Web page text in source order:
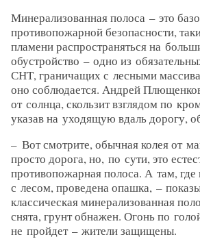
Минерализованная полоса – ​это
противопожарной безопасности,
пламени распространяться на
обустройство – ​одно из
СНТ, граничащих с лесными
оно соблюдается. Андрей
от солнца, скользит взглядом по
указав на уходящую вдаль дорогу,
– Вот смотрите, обычная колея от
просто дорога, но, по сути, это
противопожарная полоса. А там, где
с лесом, проведена опашка, –
классическая минерализованная
снята, грунт обнажен. Огонь по
не пройдет – ​жители защищены.